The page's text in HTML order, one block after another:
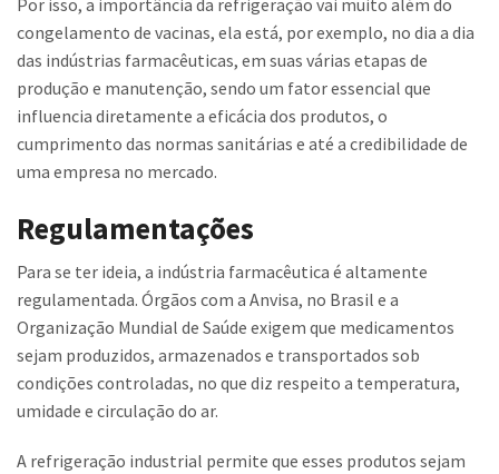
Por isso, a importância da refrigeração vai muito além do
congelamento de vacinas, ela está, por exemplo, no dia a dia
das indústrias farmacêuticas, em suas várias etapas de
produção e manutenção, sendo um fator essencial que
influencia diretamente a eficácia dos produtos, o
cumprimento das normas sanitárias e até a credibilidade de
uma empresa no mercado.
Regulamentações
Para se ter ideia, a indústria farmacêutica é altamente
regulamentada. Órgãos com a Anvisa, no Brasil e a
Organização Mundial de Saúde exigem que medicamentos
sejam produzidos, armazenados e transportados sob
condições controladas, no que diz respeito a temperatura,
umidade e circulação do ar.
A refrigeração industrial permite que esses produtos sejam